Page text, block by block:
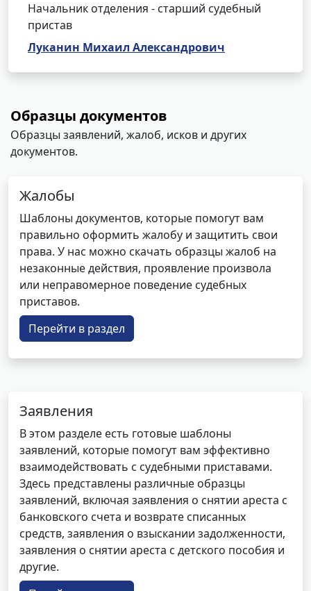
Начальник отделения - старший судебный
пристав
Луканин Михаил Александрович
Образцы документов
Образцы заявлений, жалоб, исков и других
документов.
Жалобы
Шаблоны документов, которые помогут вам
правильно оформить жалобу и защитить свои
права. У нас можно скачать образцы жалоб на
незаконные действия, проявление произвола
или неправомерное поведение судебных
приставов.
Перейти в раздел
Заявления
В этом разделе есть готовые шаблоны
заявлений, которые помогут вам эффективно
взаимодействовать с судебными приставами.
Здесь представлены различные образцы
заявлений, включая заявления о снятии ареста с
банковского счета и возврате списанных
средств, заявления о взыскании задолженности,
заявления о снятии ареста с детского пособия и
другие.